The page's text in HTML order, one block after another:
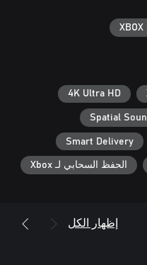
4K Ultra HD
Spatial
Smart Delivery
الحفظ السحابي لـ Xbox
إظهار الكل